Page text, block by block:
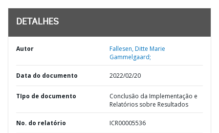
DETALHES
Autor
Fallesen, Ditte Marie
Gammelgaard;
Data do documento 2022/02/20
TIpo de documento
Conclusão da Implementação e
Relatórios sobre Resultados
No. do relatório ICR00005536